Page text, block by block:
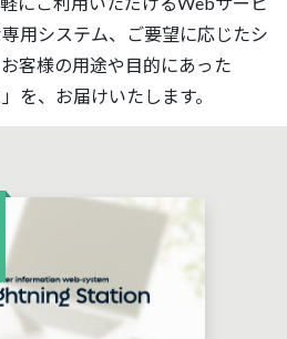
用システム、ご要望に応じたシ
客様の用途や目的にあった
を、お届けいたします。